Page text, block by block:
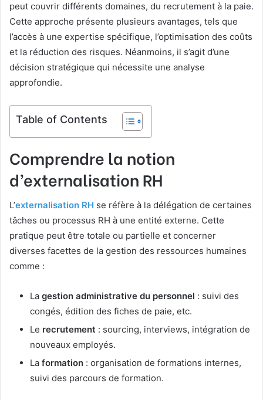
peut couvrir différents domaines, du recrutement à la paie.
Cette approche présente plusieurs avantages, tels que
l’accès à une expertise spécifique, l’optimisation des coûts
et la réduction des risques. Néanmoins, il s’agit d’une
décision stratégique qui nécessite une analyse
approfondie.
Table of Contents
Comprendre la notion
d’externalisation RH
L’externalisation RH se réfère à la délégation de certaines
tâches ou processus RH à une entité externe. Cette
pratique peut être totale ou partielle et concerner
diverses facettes de la gestion des ressources humaines
comme :
La gestion administrative du personnel : suivi des
congés, édition des fiches de paie, etc.
Le recrutement : sourcing, interviews, intégration de
nouveaux employés.
La formation : organisation de formations internes,
suivi des parcours de formation.